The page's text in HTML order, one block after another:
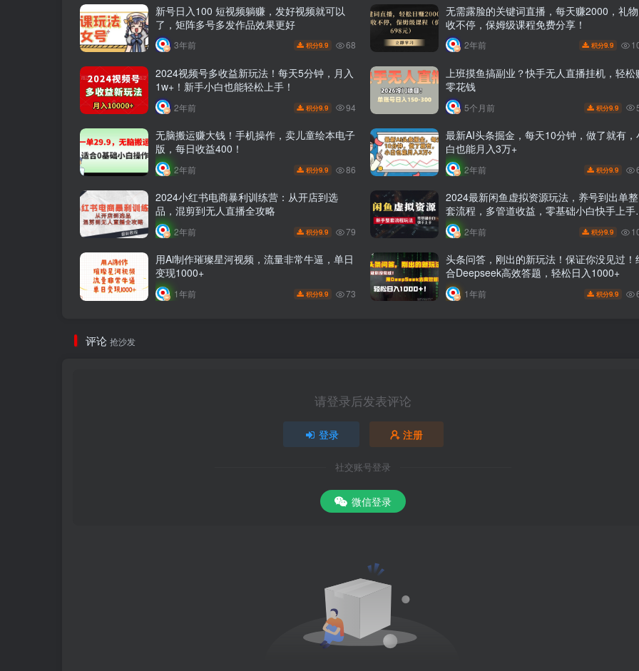
新号日入100 短视频躺赚，发好视频就可以
了，矩阵多号多发作品效果更好
3年前 积分9.9 68
无需露脸的关键词直播，每天赚2000，礼物
收不停，保姆级课程免费分享！
2年前 积分9.9
2024视频号多收益新玩法！每天5分钟，月入
1w+！新手小白也能轻松上手！
2年前 积分9.9 94
上班摸鱼搞副业？快手无人直播挂机，轻松
零花钱
5个月前 积分9.9
无脑搬运赚大钱！手机操作，卖儿童绘本电子
版，每日收益400！
2年前 积分9.9 86
最新AI头条掘金，每天10分钟，做了就有，
白也能月入3万+
2年前 积分9.9
2024小红书电商暴利训练营：从开店到选
品，混剪到无人直播全攻略
2年前 积分9.9 79
2024最新闲鱼虚拟资源玩法，养号到出单整
套流程，多管道收益，零基础小白快手上手
每天2小时月收入过万
2年前 积分9.9
用Ai制作璀璨星河视频，流量非常牛逼，单日
变现1000+
1年前 积分9.9 73
头条问答，刚出的新玩法！保证你没见过！
合Deepseek高效答题，轻松日入1000+
1年前 积分9.9
评论 抢沙发
请登录后发表评论
登录 注册
社交账号登录
微信登录